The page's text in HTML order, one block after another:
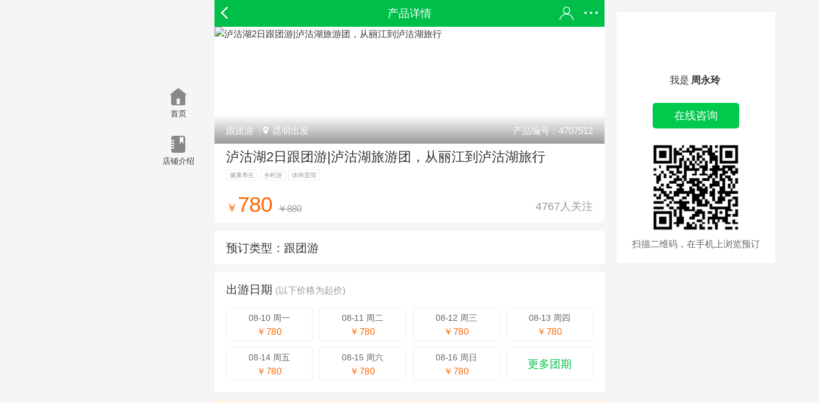
首页
店铺介绍
我是 周永玲
在线咨询
扫描二维码，在手机上浏览预订
产品详情
产品编号：4707512
跟团游 昆明出发
泸沽湖2日跟团游|泸沽湖旅游团，从丽江到泸沽湖旅行
健康养生 乡村游 休闲度假
4767人关注
￥ 780 ￥880
预订类型： 跟团游
出游日期 (以下价格为起价)
08-10 周一
￥780
08-11 周二
￥780
08-12 周三
￥780
08-13 周四
￥780
08-14 周五
￥780
08-15 周六
￥780
08-16 周日
￥780
更多团期